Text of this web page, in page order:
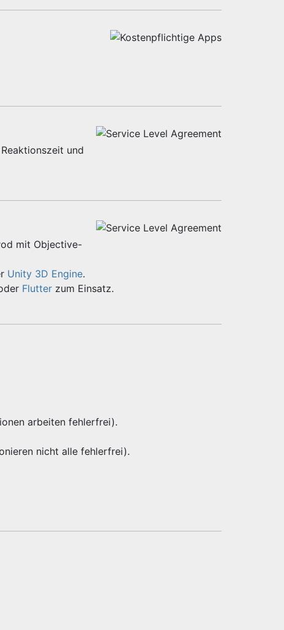
und
mit Objective-
Unity 3D Engine.
Flutter zum Einsatz.
arbeiten fehlerfrei).
nicht alle fehlerfrei).